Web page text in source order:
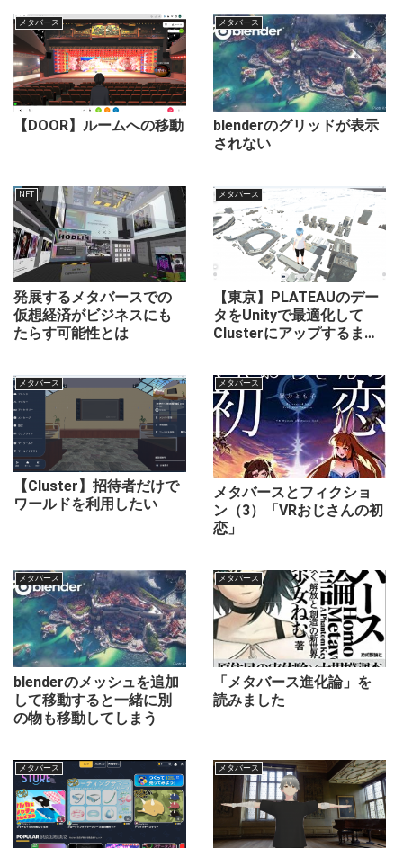
メタバース
【DOOR】ルームへの移動
メタバース
blenderのグリッドが表示
されない
NFT
発展するメタバースでの
仮想経済がビジネスにも
たらす可能性とは
メタバース
【東京】PLATEAUのデー
タをUnityで最適化して
Clusterにアップするま
メタバース
【Cluster】招待者だけで
ワールドを利用したい
メタバース
メタバースとフィクショ
ン（3）「VRおじさんの初
恋」
メタバース
blenderのメッシュを追加
して移動すると一緒に別
の物も移動してしまう
メタバース
「メタバース進化論」を
読みました
メタバース メタバース